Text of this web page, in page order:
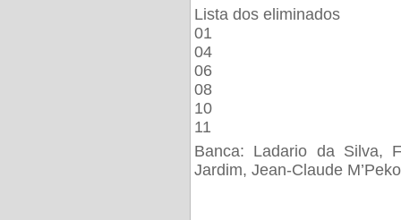
Lista dos eliminados
01
04
06
08
10
11
Banca: Ladario da Silva,
Jardim, Jean-Claude M’Peko